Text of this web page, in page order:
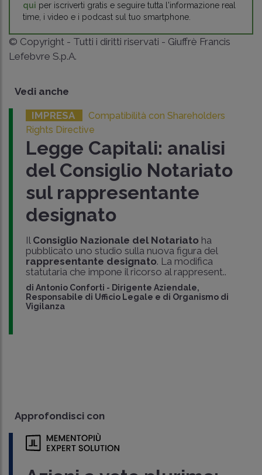
qui per iscriverti gratis e seguire tutta l'informazione real
time, i video e i podcast sul tuo smartphone.
© Copyright - Tutti i diritti riservati - Giuffrè Francis
Lefebvre S.p.A.
Vedi anche
IMPRESA
Compatibilità con Shareholders
Rights Directive
Legge Capitali: analisi
del Consiglio Notariato
sul rappresentante
designato
Il Consiglio Nazionale del Notariatoha
pubblicato uno studio sulla nuova figura del
rappresentante designato. La modifica
statutaria che impone il ricorso al rappresent..
di Antonio Conforti - Dirigente Aziendale,
Responsabile di Ufficio Legale e di Organismo di
Vigilanza
Approfondisci con